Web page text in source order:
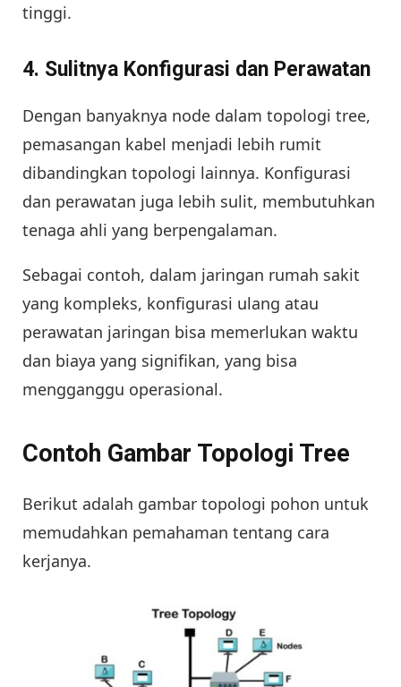
tinggi.
4. Sulitnya Konfigurasi dan Perawatan
Dengan banyaknya node dalam topologi tree,
pemasangan kabel menjadi lebih rumit
dibandingkan topologi lainnya. Konfigurasi
dan perawatan juga lebih sulit, membutuhkan
tenaga ahli yang berpengalaman.
Sebagai contoh, dalam jaringan rumah sakit
yang kompleks, konfigurasi ulang atau
perawatan jaringan bisa memerlukan waktu
dan biaya yang signifikan, yang bisa
mengganggu operasional.
Contoh Gambar Topologi Tree
Berikut adalah gambar topologi pohon untuk
memudahkan pemahaman tentang cara
kerjanya.